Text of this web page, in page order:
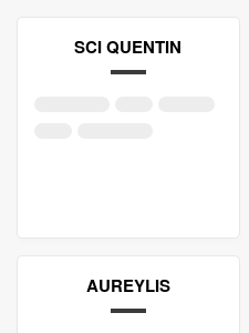
SCI QUENTIN
AUREYLIS